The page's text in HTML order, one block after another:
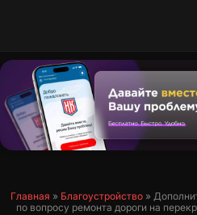
Главная » Благоустройство »
по вопросу ремонта дороги на